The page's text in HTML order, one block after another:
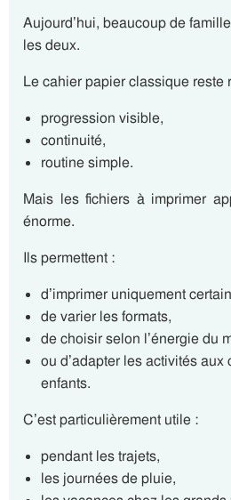
Aujourd’hui, beaucoup de
les deux.
Le cahier papier classique reste
progression visible,
continuité,
routine simple.
Mais les fichiers à imprimer
énorme.
Ils permettent :
d’imprimer uniquement
de varier les formats,
de choisir selon l’énergie du
ou d’adapter les activités aux
enfants.
C’est particulièrement utile :
pendant les trajets,
les journées de pluie,